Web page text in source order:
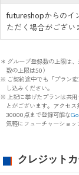
futureshopからのイ
ただく場合がござい
＊ グループ登録数の上限は
数の上限は50）
※ ご契約途中でも「プラン
し込みください。
※ 上記に挙げたプランは共
とがございます。アクセ
30000点まで登録可能な
気軽にフューチャーショッ
クレジット